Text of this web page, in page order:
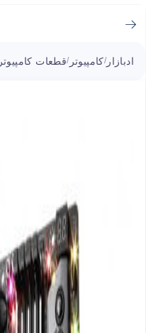
ادبازار /کامپیوتر /قطعات کامپیوتر